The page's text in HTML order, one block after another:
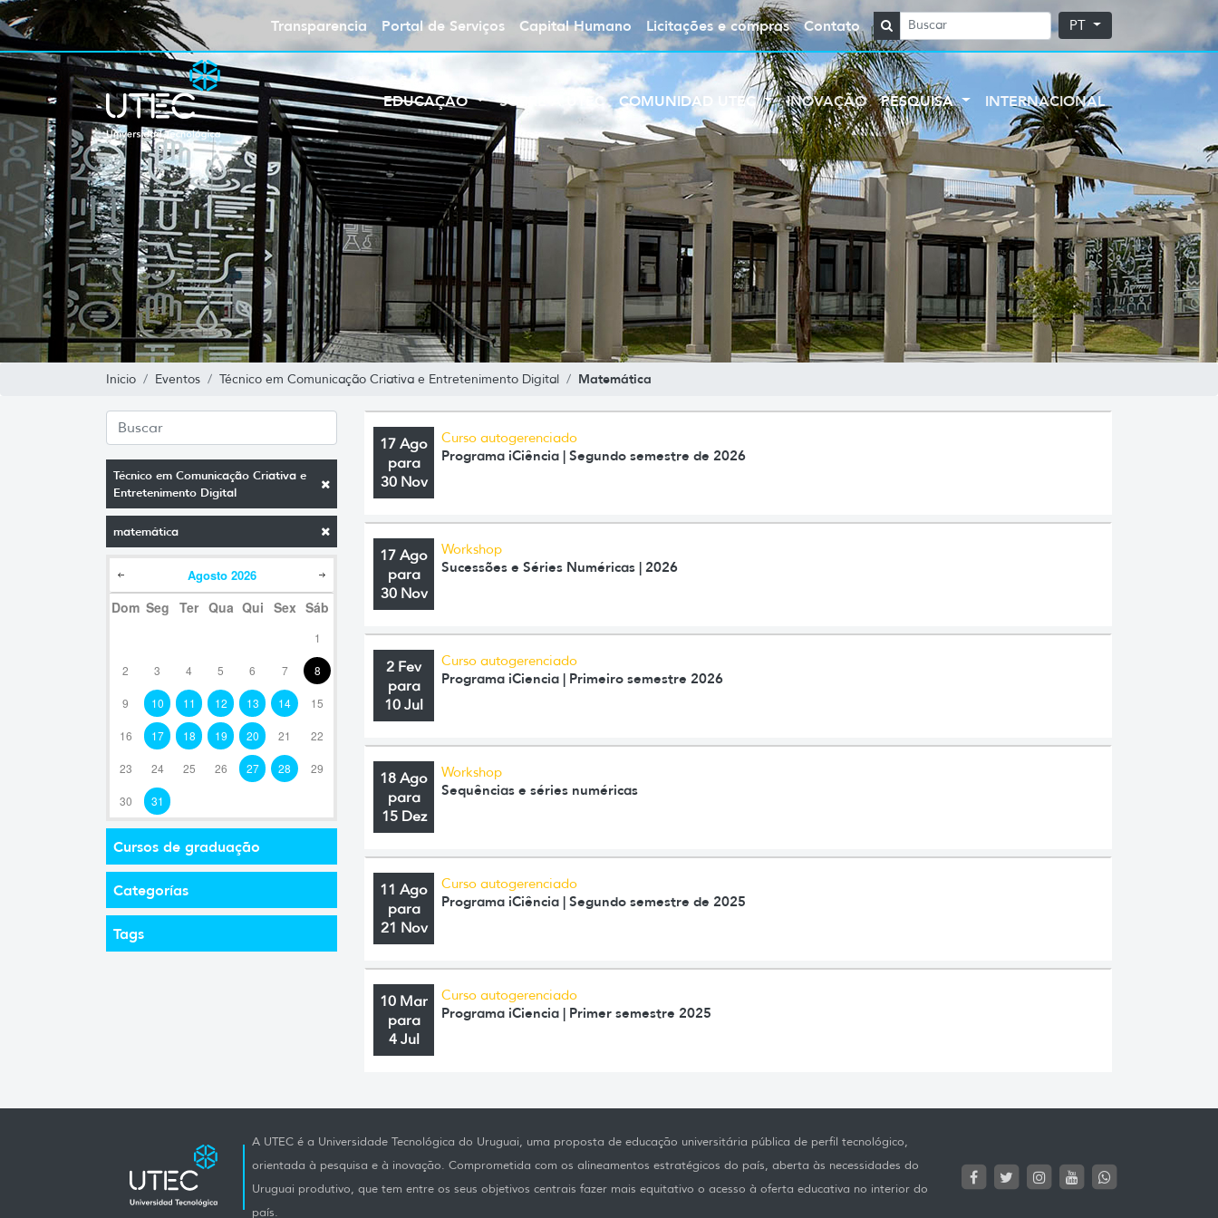
Transparencia Portal de Serviços Capital Humano Licitações e compras Contato PT
EDUCAÇÃO SOBRE A UTEC COMUNIDAD UTEC INOVAÇÃO PESQUISA INTERNACIONAL
Inicio Eventos Técnico em Comunicação Criativa e Entretenimento Digital Matemática
Técnico em Comunicação Criativa e
Entretenimento Digital
matemática
Agosto 2026
Dom Seg Ter Qua Qui Sex Sáb
1
2 3 4 5 6 7 8
9 10 11 12 13 14 15
16 17 18 19 20 21 22
23 24 25 26 27 28 29
30 31
Cursos de graduação
Categorías
Tags
17 Ago
para
30 Nov
Curso autogerenciado
Programa iCiência | Segundo semestre de 2026
17 Ago
para
30 Nov
Workshop
Sucessões e Séries Numéricas | 2026
2 Fev
para
10 Jul
Curso autogerenciado
Programa iCiencia | Primeiro semestre 2026
18 Ago
para
15 Dez
Workshop
Sequências e séries numéricas
11 Ago
para
21 Nov
Curso autogerenciado
Programa iCiência | Segundo semestre de 2025
10 Mar
para
4 Jul
Curso autogerenciado
Programa iCiencia | Primer semestre 2025
A UTEC é a Universidade Tecnológica do Uruguai, uma proposta de educação universitária pública de perfil tecnológico,
orientada à pesquisa e à inovação. Comprometida com os alineamentos estratégicos do país, aberta às necessidades do
Uruguai produtivo, que tem entre os seus objetivos centrais fazer mais equitativo o acesso à oferta educativa no interior do
país.